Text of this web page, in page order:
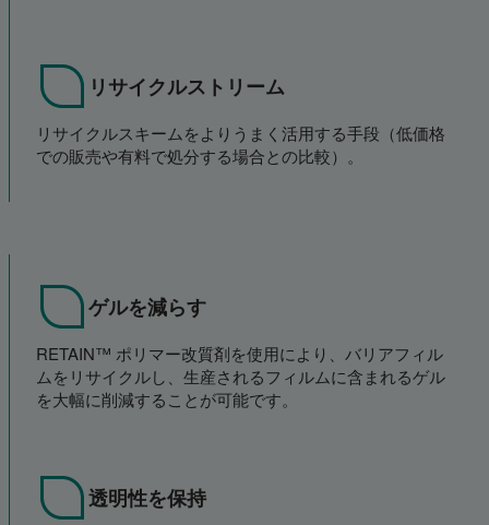
リサイクルストリーム
リサイクルスキームをよりうまく活用する手段（低価格
での販売や有料で処分する場合との比較）。
ゲルを減らす
RETAIN™ ポリマー改質剤を使用により、バリアフィル
ムをリサイクルし、生産されるフィルムに含まれるゲル
を大幅に削減することが可能です。
透明性を保持